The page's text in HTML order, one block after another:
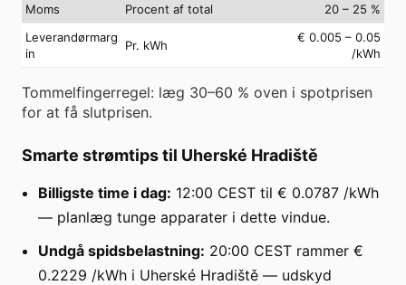
Moms
Procent af total
20 – 25 %
Leverandørmarg
in
Pr. kWh
€ 0.005 – 0.05
/kWh
Tommelfingerregel: læg 30–60 % oven i spotprisen
for at få slutprisen.
Smarte strømtips til Uherské Hradiště
Billigste time i dag: 12:00 CEST til € 0.0787 /kWh
— planlæg tunge apparater i dette vindue.
Undgå spidsbelastning: 20:00 CEST rammer €
0.2229 /kWh i Uherské Hradiště — udskyd